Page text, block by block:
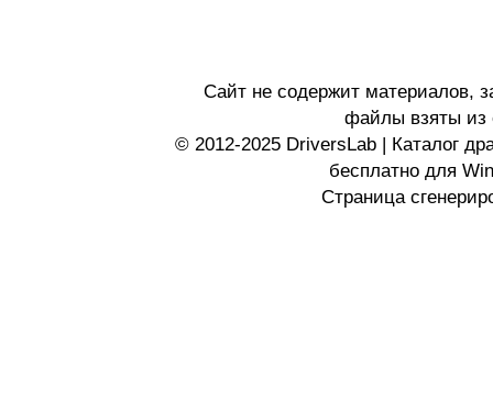
Сайт не содержит материалов,
файлы взяты из
© 2012-2025 DriversLab | Каталог
бесплатно для
Страница